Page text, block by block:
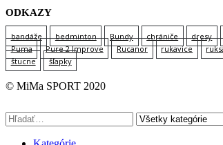
ODKAZY
bandáže bedminton Bundy chrániče dresy
Puma
Pure 2 Improve Rucanor rukavice
štucne
šľapky
© MiMa SPORT 2020